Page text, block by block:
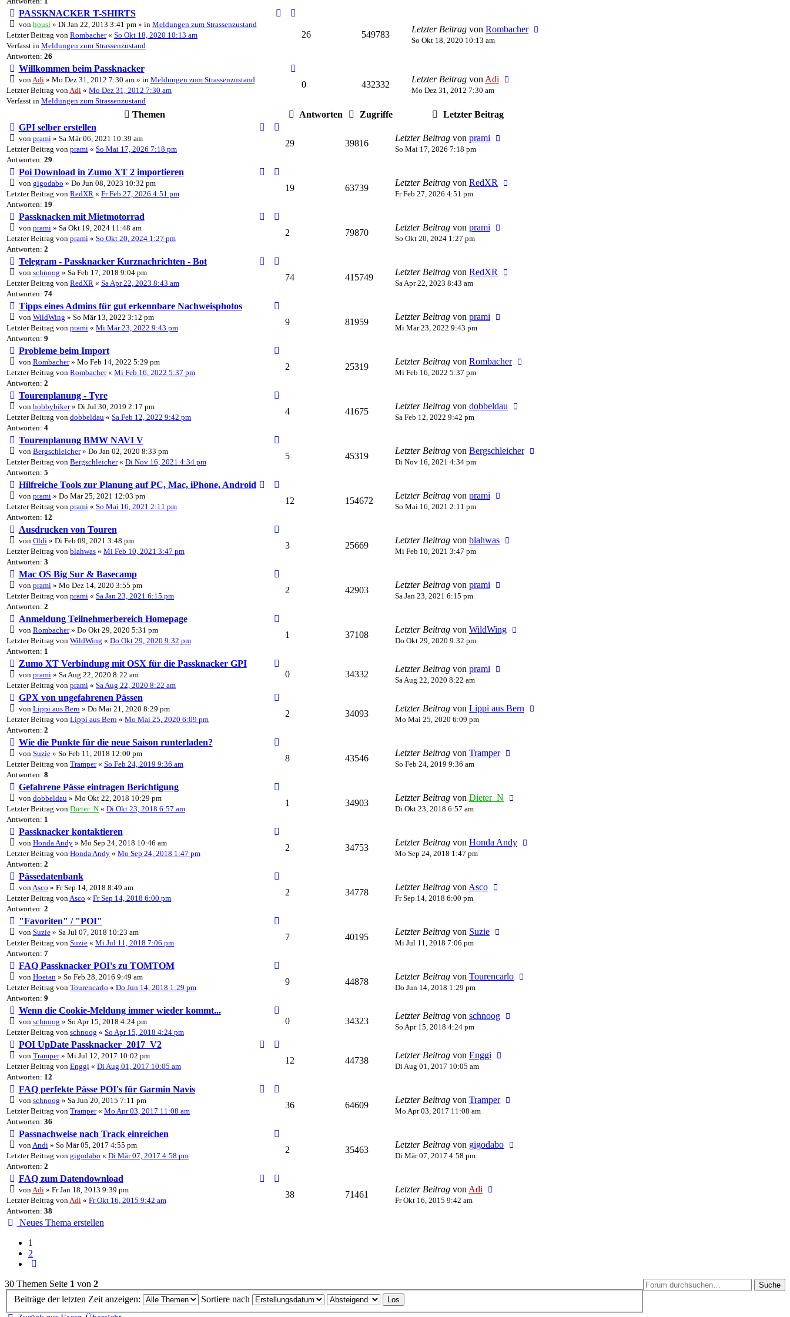
PASSKNACKER T-SHIRTS
von housi » Di Jan 22, 2013 3:41 pm » in Meldungen zum Strassenzustand
Letzter Beitrag von Rombacher« So Okt 18, 2020 10:13 am
Verfasst in Meldungen zum Strassenzustand
Antworten: 26
26 549783
Letzter Beitrag von Rombacher
So Okt 18, 2020 10:13 am
Willkommen beim Passknacker
von Adi » Mo Dez 31, 2012 7:30 am » in Meldungen zum Strassenzustand
Letzter Beitrag von Adi « Mo Dez 31, 2012 7:30 am
Verfasst in Meldungen zum Strassenzustand
0 432332
Letzter Beitrag von Adi
Mo Dez 31, 2012 7:30 am
Themen Antworten Zugriffe
Letzter Beitrag
GPI selber erstellen
von prami » Sa Mär 06, 2021 10:39 am
Letzter Beitrag von prami « So Mai 17, 2026 7:18 pm
Antworten: 29
29 39816
Letzter Beitrag von prami
So Mai 17, 2026 7:18 pm
Poi Download in Zumo XT 2 importieren
von gigodabo » Do Jun 08, 2023 10:32 pm
Letzter Beitrag von RedXR « Fr Feb 27, 2026 4:51 pm
Antworten: 19
19 63739
Letzter Beitrag von RedXR
Fr Feb 27, 2026 4:51 pm
Passknacken mit Mietmotorrad
von prami » Sa Okt 19, 2024 11:48 am
Letzter Beitrag von prami « So Okt 20, 2024 1:27 pm
Antworten: 2
2 79870
Letzter Beitrag von prami
So Okt 20, 2024 1:27 pm
Telegram - Passknacker Kurznachrichten - Bot
von schnoog » Sa Feb 17, 2018 9:04 pm
Letzter Beitrag von RedXR « Sa Apr 22, 2023 8:43 am
Antworten: 74
74 415749
Letzter Beitrag von RedXR
Sa Apr 22, 2023 8:43 am
Tipps eines Admins für gut erkennbare Nachweisphotos
von WildWing » So Mär 13, 2022 3:12 pm
Letzter Beitrag von prami « Mi Mär 23, 2022 9:43 pm
Antworten: 9
9 81959
Letzter Beitrag von prami
Mi Mär 23, 2022 9:43 pm
Probleme beim Import
von Rombacher» Mo Feb 14, 2022 5:29 pm
Letzter Beitrag von Rombacher« Mi Feb 16, 2022 5:37 pm
Antworten: 2
2 25319
Letzter Beitrag von Rombacher
Mi Feb 16, 2022 5:37 pm
Tourenplanung - Tyre
von hobbybiker» Di Jul 30, 2019 2:17 pm
Letzter Beitrag von dobbeldau « Sa Feb 12, 2022 9:42 pm
Antworten: 4
4 41675
Letzter Beitrag von dobbeldau
Sa Feb 12, 2022 9:42 pm
Tourenplanung BMW NAVI V
von Bergschleicher» Do Jan 02, 2020 8:33 pm
Letzter Beitrag von Bergschleicher« Di Nov 16, 2021 4:34 pm
Antworten: 5
5 45319
Letzter Beitrag von Bergschleicher
Di Nov 16, 2021 4:34 pm
Hilfreiche Tools zur Planung auf PC, Mac, iPhone, Android
von prami » Do Mär 25, 2021 12:03 pm
Letzter Beitrag von prami « So Mai 16, 2021 2:11 pm
Antworten: 12
12 154672
Letzter Beitrag von prami
So Mai 16, 2021 2:11 pm
Ausdrucken von Touren
von Oldi » Di Feb 09, 2021 3:48 pm
Letzter Beitrag von blahwas « Mi Feb 10, 2021 3:47 pm
Antworten: 3
3 25669
Letzter Beitrag von blahwas
Mi Feb 10, 2021 3:47 pm
Mac OS Big Sur & Basecamp
von prami » Mo Dez 14, 2020 3:55 pm
Letzter Beitrag von prami « Sa Jan 23, 2021 6:15 pm
Antworten: 2
2 42903
Letzter Beitrag von prami
Sa Jan 23, 2021 6:15 pm
Anmeldung Teilnehmerbereich Homepage
von Rombacher» Do Okt 29, 2020 5:31 pm
Letzter Beitrag von WildWing « Do Okt 29, 2020 9:32 pm
Antworten: 1
1 37108
Letzter Beitrag von WildWing
Do Okt 29, 2020 9:32 pm
Zumo XT Verbindung mit OSX für die Passknacker GPI
von prami » Sa Aug 22, 2020 8:22 am
Letzter Beitrag von prami « Sa Aug 22, 2020 8:22 am
0 34332
Letzter Beitrag von prami
Sa Aug 22, 2020 8:22 am
GPX von ungefahrenen Pässen
von Lippi aus Bern » Do Mai 21, 2020 8:29 pm
Letzter Beitrag von Lippi aus Bern « Mo Mai 25, 2020 6:09 pm
Antworten: 2
2 34093
Letzter Beitrag von Lippi aus Bern
Mo Mai 25, 2020 6:09 pm
Wie die Punkte für die neue Saison runterladen?
von Suzie» So Feb 11, 2018 12:00 pm
Letzter Beitrag von Tramper« So Feb 24, 2019 9:36 am
Antworten: 8
8 43546
Letzter Beitrag von Tramper
So Feb 24, 2019 9:36 am
Gefahrene Pässe eintragen Berichtigung
von dobbeldau » Mo Okt 22, 2018 10:29 pm
Letzter Beitrag von Dieter_N « Di Okt 23, 2018 6:57 am
Antworten: 1
1 34903
Letzter Beitrag von Dieter_N
Di Okt 23, 2018 6:57 am
Passknacker kontaktieren
von Honda Andy» Mo Sep 24, 2018 10:46 am
Letzter Beitrag von Honda Andy « Mo Sep 24, 2018 1:47 pm
Antworten: 2
2 34753
Letzter Beitrag von Honda Andy
Mo Sep 24, 2018 1:47 pm
Pässedatenbank
von Asco » Fr Sep 14, 2018 8:49 am
Letzter Beitrag von Asco « Fr Sep 14, 2018 6:00 pm
Antworten: 2
2 34778
Letzter Beitrag von Asco
Fr Sep 14, 2018 6:00 pm
"Favoriten" / "POI"
von Suzie» Sa Jul 07, 2018 10:23 am
Letzter Beitrag von Suzie « Mi Jul 11, 2018 7:06 pm
Antworten: 7
7 40195
Letzter Beitrag von Suzie
Mi Jul 11, 2018 7:06 pm
FAQ Passknacker POI's zu TOMTOM
von Hoetan » So Feb 28, 2016 9:49 am
Letzter Beitrag von Tourencarlo « Do Jun 14, 2018 1:29 pm
Antworten: 9
9 44878
Letzter Beitrag von Tourencarlo
Do Jun 14, 2018 1:29 pm
Wenn die Cookie-Meldung immer wieder kommt...
von schnoog » So Apr 15, 2018 4:24 pm
Letzter Beitrag von schnoog « So Apr 15, 2018 4:24 pm
0 34323
Letzter Beitrag von schnoog
So Apr 15, 2018 4:24 pm
POI UpDate Passknacker_2017_V2
von Tramper» Mi Jul 12, 2017 10:02 pm
Letzter Beitrag von Enggi « Di Aug 01, 2017 10:05 am
Antworten: 12
12 44738
Letzter Beitrag von Enggi
Di Aug 01, 2017 10:05 am
FAQ perfekte Pässe POI's für Garmin Navis
von schnoog » Sa Jun 20, 2015 7:11 pm
Letzter Beitrag von Tramper« Mo Apr 03, 2017 11:08 am
Antworten: 36
36 64609
Letzter Beitrag von Tramper
Mo Apr 03, 2017 11:08 am
Passnachweise nach Track einreichen
von Andi » So Mär 05, 2017 4:55 pm
Letzter Beitrag von gigodabo « Di Mär 07, 2017 4:58 pm
Antworten: 2
2 35463
Letzter Beitrag von gigodabo
Di Mär 07, 2017 4:58 pm
FAQ zum Datendownload
von Adi » Fr Jan 18, 2013 9:39 pm
Letzter Beitrag von Adi « Fr Okt 16, 2015 9:42 am
Antworten: 38
38 71461
Letzter Beitrag von Adi
Fr Okt 16, 2015 9:42 am
Neues Thema erstellen
1
2
Nächste
Suche
30 Themen Seite 1 von 2
Beiträge der letzten Zeit anzeigen:
Sortiere nach